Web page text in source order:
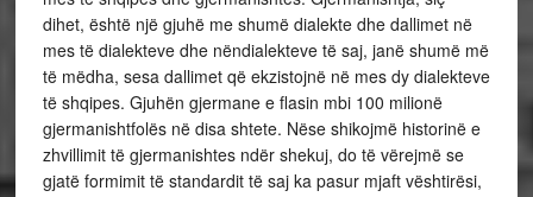
dihet, është një gjuhë me shumë dialekte dhe dallimet në
mes të dialekteve dhe nëndialekteve të saj, janë shumë më
të mëdha, sesa dallimet që ekzistojnë në mes dy dialekteve
të shqipes. Gjuhën gjermane e flasin mbi 100 milionë
gjermanishtfolës në disa shtete. Nëse shikojmë historinë e
zhvillimit të gjermanishtes ndër shekuj, do të vërejmë se
gjatë formimit të standardit të saj ka pasur mjaft vështirësi,